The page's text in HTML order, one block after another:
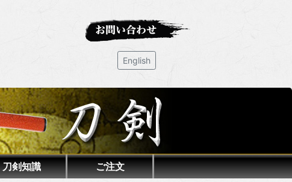
English
刀剣知識 ご注文